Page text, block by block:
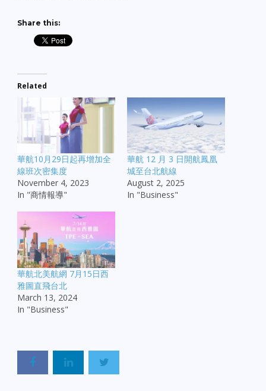
Share this:
Related
華航10月29日起再增加全
線班次密集度
November 4, 2023
In "商情報導"
華航 12 月 3 日開航鳳凰
城至台北航線
August 2, 2025
In "Business"
華航北美航網 7月15日西
雅圖直飛台北
March 13, 2024
In "Business"